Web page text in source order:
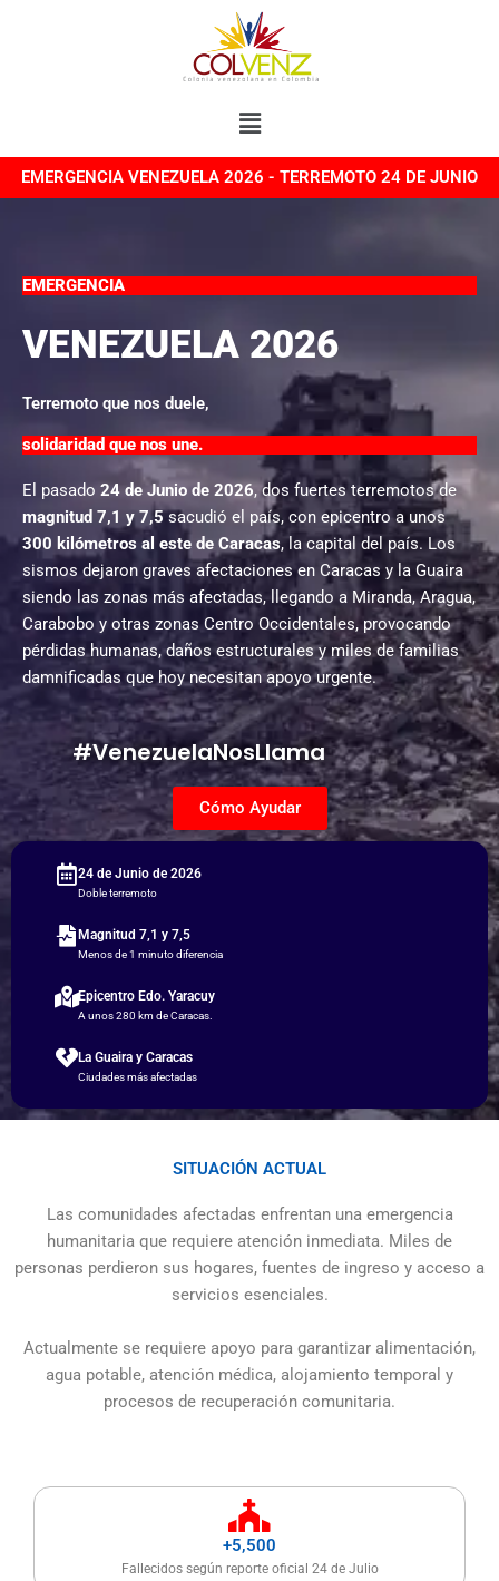
Menú
EMERGENCIA VENEZUELA 2026 - TERREMOTO 24 DE JUNIO
EMERGENCIA
VENEZUELA 2026
Terremoto que nos duele,
solidaridad que nos une.
El pasado 24 de Junio de 2026, dos fuertes terremotos de
magnitud 7,1 y 7,5sacudió el país, con epicentro a unos
300 kilómetros al este de Caracas, la capital del país. Los
sismos dejaron graves afectaciones en Caracas y la Guaira
siendo las zonas más afectadas, llegando a Miranda, Aragua,
Carabobo y otras zonas Centro Occidentales, provocando
pérdidas humanas, daños estructurales y miles de familias
damnificadas que hoy necesitan apoyo urgente.
#VenezuelaNosLlama
Cómo Ayudar
24 de Junio de 2026
Doble terremoto
Magnitud 7,1 y 7,5
Menos de 1 minuto diferencia
Epicentro Edo. Yaracuy
A unos 280 km de Caracas.
La Guaira y Caracas
Ciudades más afectadas
SITUACIÓN ACTUAL
Las comunidades afectadas enfrentan una emergencia
humanitaria que requiere atención inmediata. Miles de
personas perdieron sus hogares, fuentes de ingreso y acceso a
servicios esenciales.
Actualmente se requiere apoyo para garantizar alimentación,
agua potable, atención médica, alojamiento temporal y
procesos de recuperación comunitaria.
+5,500
Fallecidos según reporte oficial 24 de Julio